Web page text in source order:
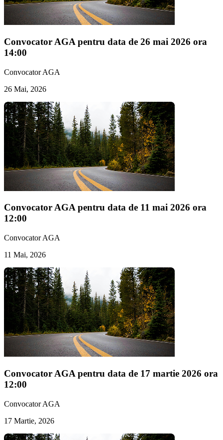
Convocator AGA pentru data de 26 mai 2026 ora
14:00
Convocator AGA
26 Mai, 2026
Convocator AGA pentru data de 11 mai 2026 ora
12:00
Convocator AGA
11 Mai, 2026
Convocator AGA pentru data de 17 martie 2026 ora
12:00
Convocator AGA
17 Martie, 2026